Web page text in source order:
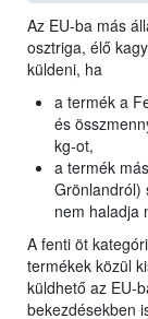
Az EU-ba más
osztriga, élő
küldeni, ha
a termék a
és
kg-ot,
a termék
Grönlandról)
nem haladja
A fenti öt
termékek közül
küldhető az EU-
bekezdésekben